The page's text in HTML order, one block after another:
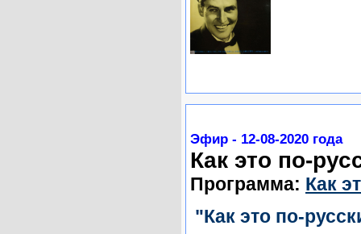
Эфир - 12-08-2020 года
Как это по-
Программа: Как
"Как это по-